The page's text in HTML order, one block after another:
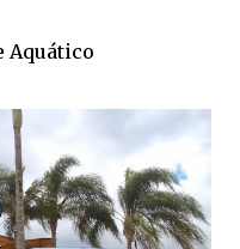
Aquático